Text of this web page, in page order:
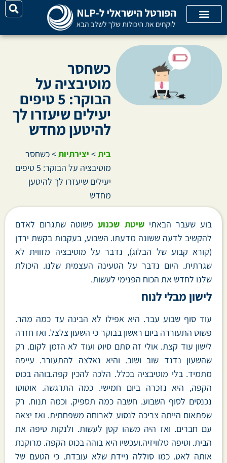
כשחסר
מוטיבציה על
הבוקר: 5 טיפים
יעילים שיעזרו לך
להיטען מחדש
בית> יצירתיות>כשחסר
מוטיבציה על הבוקר: 5 טיפים
יעילים שיעזרו לך להיטען
מחדש
בוע שעבר הבאתישיטת שכנועפשוטה שתגרום לאדם
להקשיב לדעה ששונה מדעתו. השבוע, בעקבות בקשת ירדן
(קורא קבוע של הבלוג), נדבר על מוטיבציה מזווית לא
שגרתית. היום נדבר על הטעינה העצמית שלנו. היכולת
שלנו לחדש את הכוח הפנימי לעשות.
לישון מבלי לנוח
עוד סוף שבוע עבר. היא אפילו לא הבינה עד כמה מהר.
פשוט התעוררה ביום ראשון בבוקר כי השעון צלצל. ואז חזרה
לישון עוד קצת. אולי זה סתם סיוט ועוד לא הזמן לקום. רק
שהשעון נדנד שוב ושוב. והיא נאלצה להתעורר. עייפה
מתמיד. בלי מוטיבציה בכלל. הלכה להכין קפה.בוהה בכוס
הקפה, היא נזכרה ביום חמישי. כמה התרגשה. אוטוטו
נכנסים לסוף השבוע. חשבה כמה תספיק. וכמה תנוח. רק
שפתאום הייתה צריכה לנסוע לארוחה משפחתית. ואז יצאה
עם חברים. ואז היה משהו קטן לעשות. ולנקות טיפה את
הבית. וטיפה טלוויזיה.ועכשיו היא בוהה בכוס הקפה. מרוקנת
אותה לאט. כמו סוללה ניידת שלא עובדת. כי הטעם של